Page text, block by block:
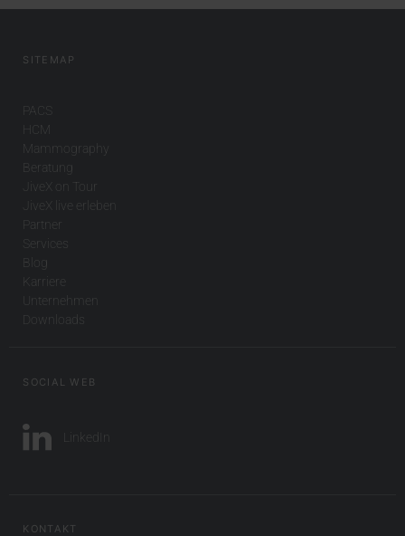
SITEMAP
PACS
HCM
Mammography
Beratung
JiveX on Tour
JiveX live erleben
Partner
Services
Blog
Karriere
Unternehmen
Downloads
SOCIAL WEB
LinkedIn
KONTAKT